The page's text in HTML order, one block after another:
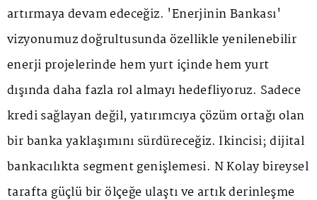
artırmaya devam edeceğiz. 'Enerjinin Bankası'
vizyonumuz doğrultusunda özellikle yenilenebilir
enerji projelerinde hem yurt içinde hem yurt
dışında daha fazla rol almayı hedefliyoruz. Sadece
kredi sağlayan değil, yatırımcıya çözüm ortağı olan
bir banka yaklaşımını sürdüreceğiz. İkincisi; dijital
bankacılıkta segment genişlemesi. N Kolay bireysel
tarafta güçlü bir ölçeğe ulaştı ve artık derinleşme